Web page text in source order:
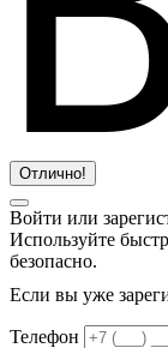
Отлично!
Войти или
Используйте
безопасно.
Если вы уже
Телефон